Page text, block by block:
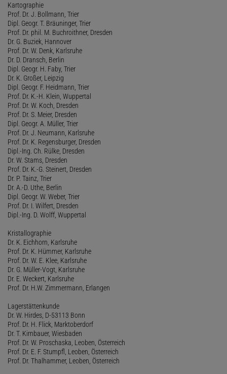
Kartographie
Prof. Dr. J. Bollmann, Trier
Dipl. Geogr. T. Bräuninger, Trier
Prof. Dr. phil. M. Buchroithner, Dresden
Dr. G. Buziek, Hannover
Prof. Dr. W. Denk, Karlsruhe
Dr. D. Dransch, Berlin
Dipl. Geogr. H. Faby, Trier
Dr. K. Großer, Leipzig
Dipl. Geogr. F. Heidmann, Trier
Prof. Dr. K.-H. Klein, Wuppertal
Prof. Dr. W. Koch, Dresden
Prof. Dr. S. Meier, Dresden
Dipl. Geogr. A. Müller, Trier
Prof. Dr. J. Neumann, Karlsruhe
Prof. Dr. K. Regensburger, Dresden
Dipl.-Ing. Ch. Rülke, Dresden
Dr. W. Stams, Dresden
Prof. Dr. K.-G. Steinert, Dresden
Dr. P. Tainz, Trier
Dr. A.-D. Uthe, Berlin
Dipl. Geogr. W. Weber, Trier
Prof. Dr. I. Wilfert, Dresden
Dipl.-Ing. D. Wolff, Wuppertal
Kristallographie
Dr. K. Eichhorn, Karlsruhe
Prof. Dr. K. Hümmer, Karlsruhe
Prof. Dr. W. E. Klee, Karlsruhe
Dr. G. Müller-Vogt, Karlsruhe
Dr. E. Weckert, Karlsruhe
Prof. Dr. H.W. Zimmermann, Erlangen
Lagerstättenkunde
Dr. W. Hirdes, D-53113 Bonn
Prof. Dr. H. Flick, Marktoberdorf
Dr. T. Kirnbauer, Wiesbaden
Prof. Dr. W. Proschaska, Leoben, Österreich
Prof. Dr. E. F. Stumpfl, Leoben, Österreich
Prof. Dr. Thalhammer, Leoben, Österreich